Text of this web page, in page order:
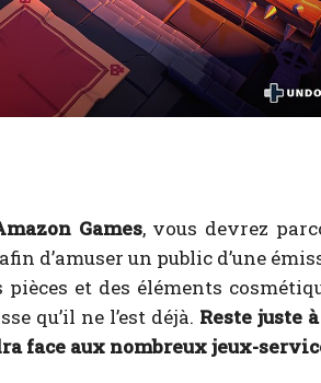
Games, vous devrez
d’amuser un public d’une
et des éléments
qu’il ne l’est déjà. Reste juste
face aux nombreux jeux-